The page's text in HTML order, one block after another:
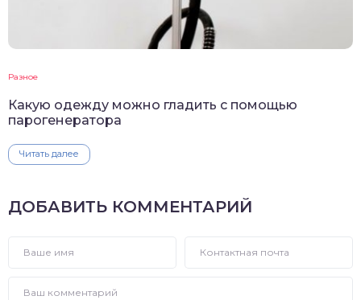
Разное
Какую одежду можно гладить с помощью
парогенератора
Читать далее
ДОБАВИТЬ КОММЕНТАРИЙ